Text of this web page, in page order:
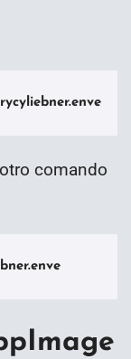
comando